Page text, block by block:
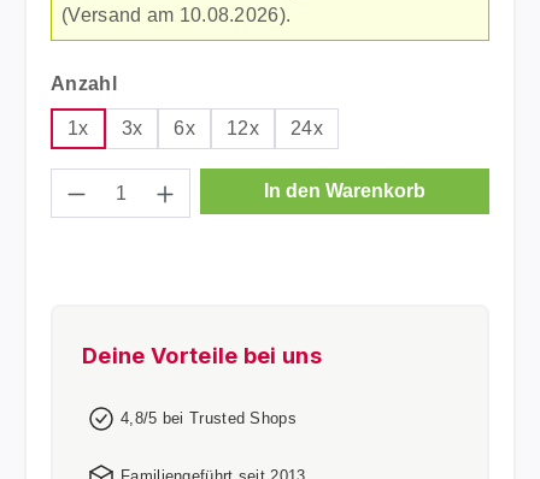
(Versand am 10.08.2026).
Anzahl auswählen
1x 3x 6x 12x 24x
Produkt Anzahl: Gib den gewünschten
In den Warenkorb
Deine Vorteile bei uns
4,8/5 bei Trusted Shops